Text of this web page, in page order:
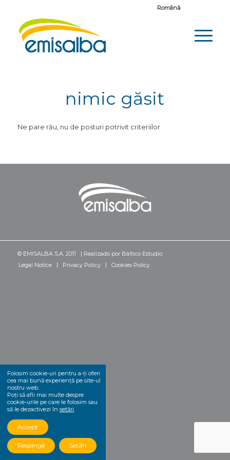
Română
nimic găsit
Ne pare rău, nu de posturi potrivit criteriilor
© EMISALBA S.A. 2011 | Realizado por Báltico Estudio
Legal Notice
Privacy Policy Cookies Policy
Folosim cookie-uri pentru a-ți oferi
cea mai bună experiență pe site-ul
nostru web.
Poți să afli mai multe despre
cookie-urile pe care le folosim sau
să le dezactivezi în setări.
Accept
Respinge Setări